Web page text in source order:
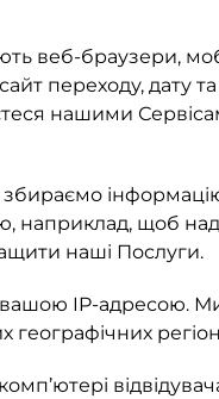
веб-браузери,
переходу, дату
нашими
наприклад, щоб
наші Послуги.
IP-адресою.